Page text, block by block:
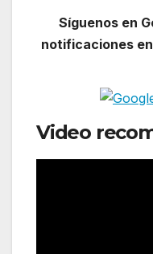
Síguenos en
notificaciones
Video